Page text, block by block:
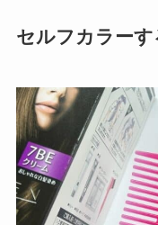
セルフカラー